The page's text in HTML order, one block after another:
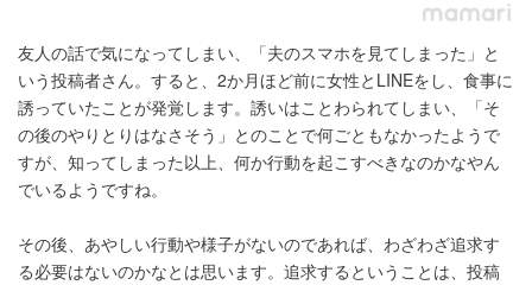
友人の話で気になってしまい、「夫のスマホを見てしまった」と
いう投稿者さん。すると、2か月ほど前に女性とLINEをし、食事に
誘っていたことが発覚します。誘いはことわられてしまい、「そ
の後のやりとりはなさそう」とのことで何ごともなかったようで
すが、知ってしまった以上、何か行動を起こすべきなのかなやん
でいるようですね。
その後、あやしい行動や様子がないのであれば、わざわざ追求す
る必要はないのかなとは思います。追求するということは、投稿